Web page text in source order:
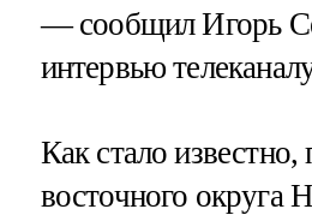
— сообщил Игорь
интервью
Как стало известно,
восточного округа